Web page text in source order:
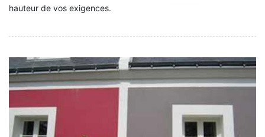
hauteur de vos exigences.